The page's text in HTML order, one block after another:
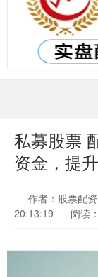
私募股票
资金，提
作者：股票配
20:13:19
阅读